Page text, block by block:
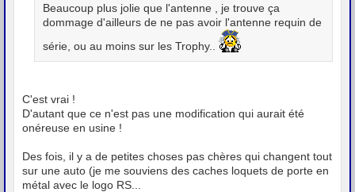
Beaucoup plus jolie que l'antenne , je trouve ça
dommage d'ailleurs de ne pas avoir l'antenne requin de
série, ou au moins sur les Trophy..
C'est vrai !
D'autant que ce n'est pas une modification qui aurait été
onéreuse en usine !
Des fois, il y a de petites choses pas chères qui changent tout
sur une auto (je me souviens des caches loquets de porte en
métal avec le logo RS...